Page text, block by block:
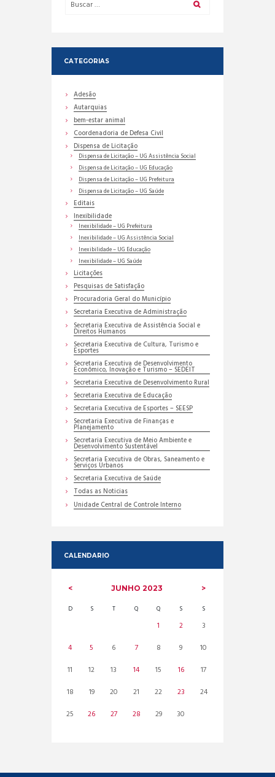
CATEGORIAS
Adesão
Autarquias
bem-estar animal
Coordenadoria de Defesa Civil
Dispensa de Licitação
Dispensa de Licitação – UG Assistência Social
Dispensa de Licitação – UG Educação
Dispensa de Licitação – UG Prefeitura
Dispensa de Licitação – UG Saúde
Editais
Inexibilidade
Inexibilidade – UG Prefeitura
Inexibilidade – UG Assistência Social
Inexibilidade – UG Educação
Inexibilidade – UG Saúde
Licitações
Pesquisas de Satisfação
Procuradoria Geral do Município
Secretaria Executiva de Administração
Secretaria Executiva de Assistência Social e
Direitos Humanos
Secretaria Executiva de Cultura, Turismo e
Esportes
Secretaria Executiva de Desenvolvimento
Econômico, Inovação e Turismo – SEDEIT
Secretaria Executiva de Desenvolvimento Rural
Secretaria Executiva de Educação
Secretaria Executiva de Esportes – SEESP
Secretaria Executiva de Finanças e
Planejamento
Secretaria Executiva de Meio Ambiente e
Desenvolvimento Sustentável
Secretaria Executiva de Obras, Saneamento e
Serviços Urbanos
Secretaria Executiva de Saúde
Todas as Noticias
Unidade Central de Controle Interno
CALENDARIO
JUNHO 2023
D S T Q Q S S
1 2
3
4
5 6 7 8 9
10
11
12 13 14 15 16
17
18
19 20 21 22 23
24
25
26 27 28 29 30